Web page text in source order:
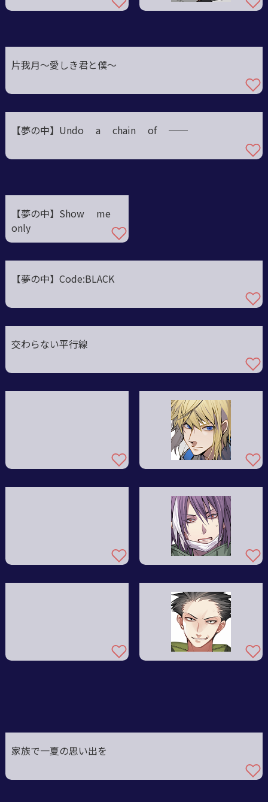
片我月〜愛しき君と僕〜
【夢の中】Undo a chain of ──
【夢の中】Show me
only
【夢の中】Code:BLACK
交わらない平行線
家族で一夏の思い出を